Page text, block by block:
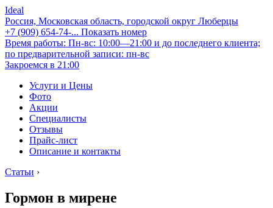
Ideal
Россия, Московская область, городской округ Люберцы
+7 (909) 654-74-... Показать номер
Время работы: Пн-вс: 10:00—21:00 и до последнего клиента;
по предварительной записи: пн-вс
Закроемся в 21:00
Услуги и Цены
Фото
Акции
Специалисты
Отзывы
Прайс-лист
Описание и контакты
Статьи ›
Гормон в мирене